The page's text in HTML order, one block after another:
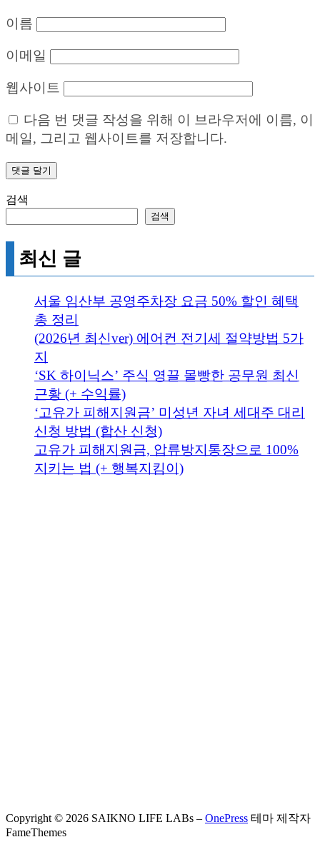
이름
이메일
웹사이트
다음 번 댓글 작성을 위해 이 브라우저에 이름, 이
메일, 그리고 웹사이트를 저장합니다.
검색
검색
최신 글
서울 임산부 공영주차장 요금 50% 할인 혜택
총 정리
(2026년 최신ver) 에어컨 전기세 절약방법 5가
지
‘SK 하이닉스’ 주식 영끌 몰빵한 공무원 최신
근황 (+ 수익률)
‘고유가 피해지원금’ 미성년 자녀 세대주 대리
신청 방법 (합산 신청)
고유가 피해지원금, 압류방지통장으로 100%
지키는 법 (+ 행복지킴이)
Copyright © 2026 SAIKNO LIFE LABs – OnePress 테마 제작자
FameThemes